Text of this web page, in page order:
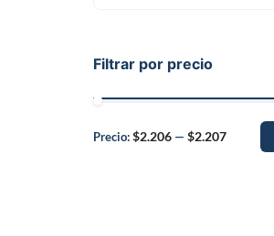
Filtrar por precio
Precio:$2.206 — $2.207